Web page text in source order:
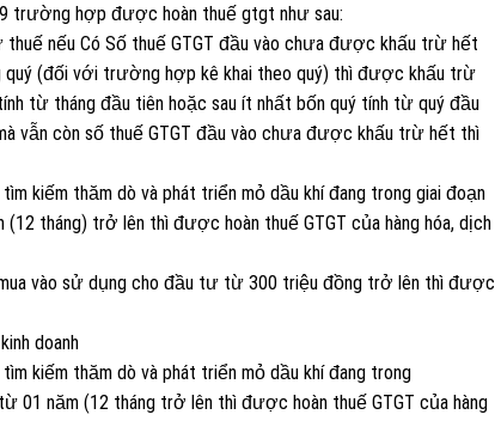
trường hợp được hoàn thuế gtgt như sau:
nếu Có Số thuế GTGT đầu vào chưa được khấu trừ hết
(đối với trường hợp kê khai theo quý) thì được khấu trừ
từ tháng đầu tiên hoặc sau ít nhất bốn quý tính từ quý đầu
vẫn còn số thuế GTGT đầu vào chưa được khấu trừ hết thì
kiếm thăm dò và phát triển mỏ dầu khí đang trong giai đoạn
tháng) trở lên thì được hoàn thuế GTGT của hàng hóa, dịch
vào sử dụng cho đầu tư từ 300 triệu đồng trở lên thì được
doanh
kiếm thăm dò và phát triển mỏ dầu khí đang trong
năm (12 tháng trở lên thì được hoàn thuế GTGT của hàng